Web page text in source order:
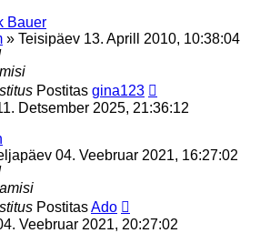
Bauer
» Teisipäev 13. Aprill 2010, 10:38:04
Postitas gina123
Detsember 2025, 21:36:12
04. Veebruar 2021, 16:27:02
PostitasAdo
Veebruar 2021, 20:27:02